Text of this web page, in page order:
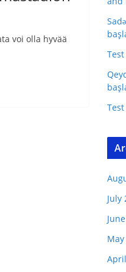
voi olla hyvää
July